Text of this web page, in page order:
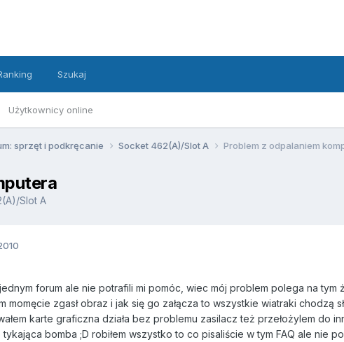
Użytkownicy online
Szukaj
sprzęt i podkręcanie Socket 462(A)/Slot A Problem z odpalaniem
Slot A
forum ale nie potrafili mi pomóc, wiec mój problem polega na
momęcie zgasł obraz i jak się go załącza to wszystkie wiatraki chodzą
karte graficzna działa bez problemu zasilacz też przełożylem do
tykająca bomba ;D robiłem wszystko to co pisaliście w tym FAQ ale nie